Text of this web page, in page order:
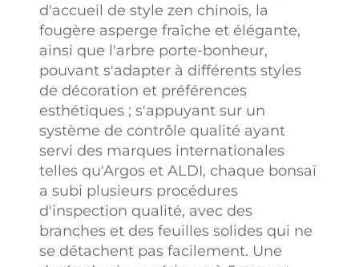
d'accueil de style zen chinois, la
fougère asperge fraîche et élégante,
ainsi que l'arbre porte-bonheur,
pouvant s'adapter à différents styles
de décoration et préférences
esthétiques ; s'appuyant sur un
système de contrôle qualité ayant
servi des marques internationales
telles qu'Argos et ALDI, chaque bonsaï
a subi plusieurs procédures
d'inspection qualité, avec des
branches et des feuilles solides qui ne
se détachent pas facilement. Une